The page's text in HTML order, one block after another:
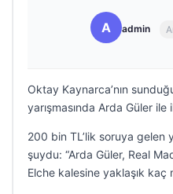
A admin
Oktay Kaynarca’nın
yarışmasında Arda Güler
200 bin TL’lik soruya gelen
şuydu: “Arda Güler, Real
Elche kalesine yaklaşık kaç